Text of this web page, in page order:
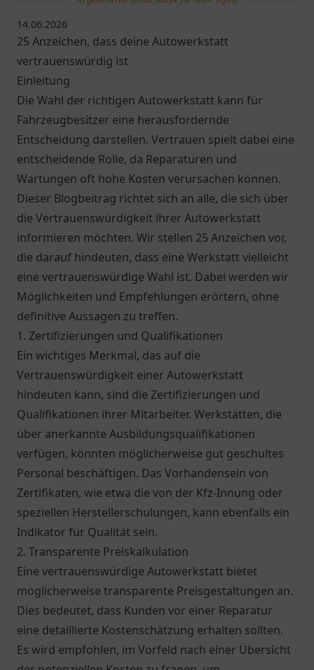
14.06.2026
25 Anzeichen, dass deine Autowerkstatt
vertrauenswürdig ist
Einleitung
Die Wahl der richtigen Autowerkstatt kann für
Fahrzeugbesitzer eine herausfordernde
Entscheidung darstellen. Vertrauen spielt dabei eine
entscheidende Rolle, da Reparaturen und
Wartungen oft hohe Kosten verursachen können.
Dieser Blogbeitrag richtet sich an alle, die sich über
die Vertrauenswürdigkeit ihrer Autowerkstatt
informieren möchten. Wir stellen 25 Anzeichen vor,
die darauf hindeuten, dass eine Werkstatt vielleicht
eine vertrauenswürdige Wahl ist. Dabei werden wir
Möglichkeiten und Empfehlungen erörtern, ohne
definitive Aussagen zu treffen.
1. Zertifizierungen und Qualifikationen
Ein wichtiges Merkmal, das auf die
Vertrauenswürdigkeit einer Autowerkstatt
hindeuten kann, sind die Zertifizierungen und
Qualifikationen ihrer Mitarbeiter. Werkstätten, die
über anerkannte Ausbildungsqualifikationen
verfügen, könnten möglicherweise gut geschultes
Personal beschäftigen. Das Vorhandensein von
Zertifikaten, wie etwa die von der Kfz-Innung oder
speziellen Herstellerschulungen, kann ebenfalls ein
Indikator für Qualität sein.
2. Transparente Preiskalkulation
Eine vertrauenswürdige Autowerkstatt bietet
möglicherweise transparente Preisgestaltungen an.
Dies bedeutet, dass Kunden vor einer Reparatur
eine detaillierte Kostenschätzung erhalten sollten.
Es wird empfohlen, im Vorfeld nach einer Übersicht